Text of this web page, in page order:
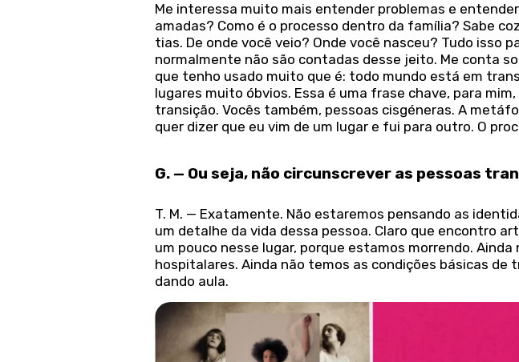
Me interessa muito mais entender problemas e
amadas? Como é o processo dentro da família? Sabe
tias. De onde você veio? Onde você nasceu? Tudo isso
normalmente não são contadas desse jeito. Me conta
que tenho usado muito que é: todo mundo está em
lugares muito óbvios. Essa é uma frase chave, para
transição. Vocês também, pessoas cisgéneras. A
quer dizer que eu vim de um lugar e fui para outro. O
G. — Ou seja, não circunscrever as pessoas
T. M. — Exatamente. Não estaremos pensando as
um detalhe da vida dessa pessoa. Claro que encontro
um pouco nesse lugar, porque estamos morrendo.
hospitalares. Ainda não temos as condições básicas de
dando aula.